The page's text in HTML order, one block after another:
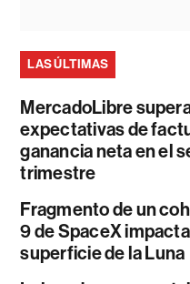
LAS ÚLTIMAS
MercadoLibre
expectativas de
ganancia neta en el
trimestre
Fragmento de un
9 de SpaceX
superficie de la Luna